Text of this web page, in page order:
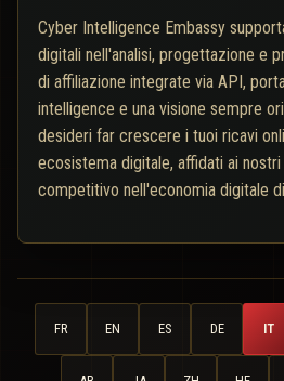
Cyber Intelligence Embassy
digitali nell'analisi, progettazione e
di affiliazione integrate via API,
intelligence e una visione sempre
desideri far crescere i tuoi ricavi
ecosistema digitale, affidati ai
competitivo nell'economia digitale
FR EN ES DE IT